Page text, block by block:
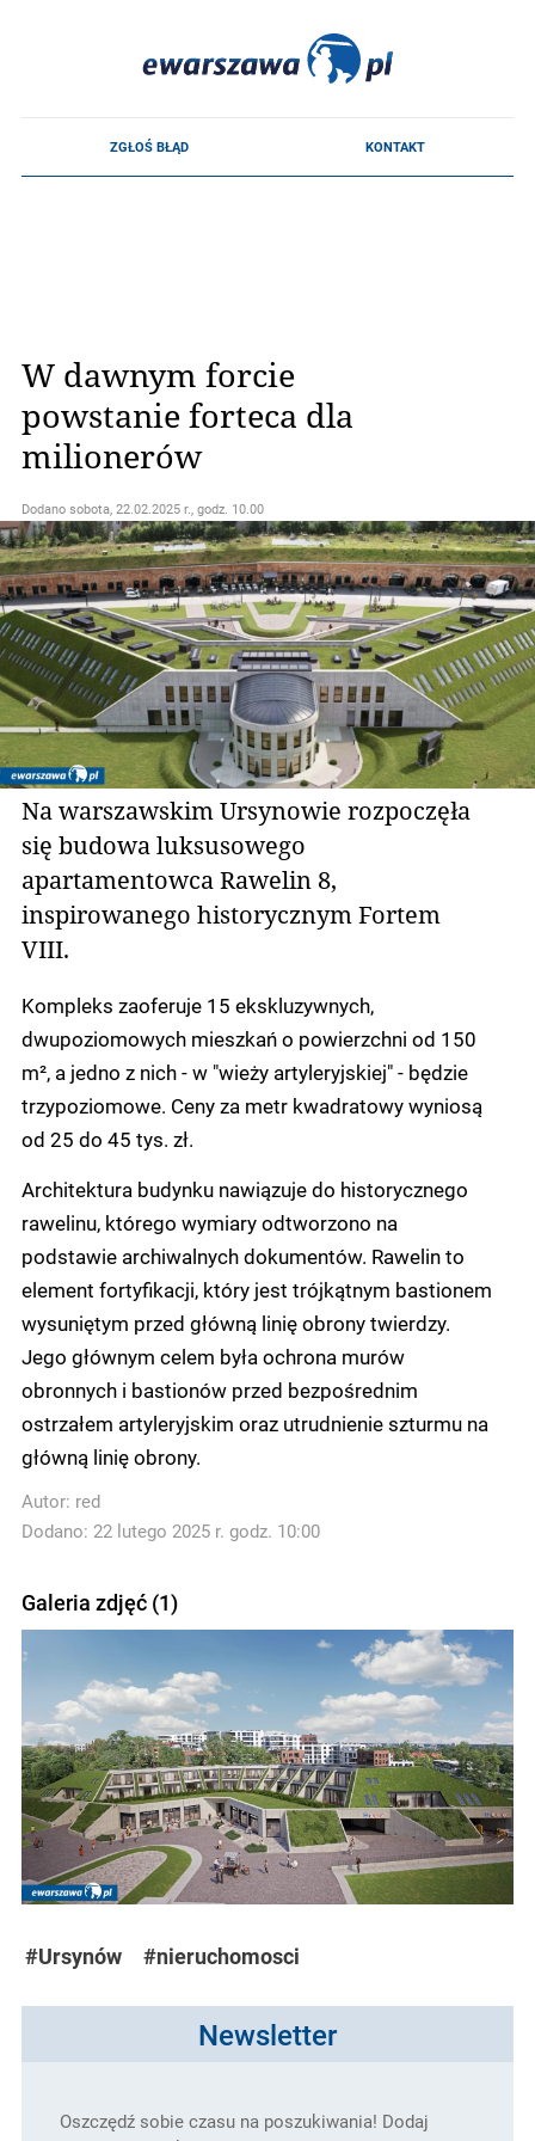
W dawnym forcie
powstanie forteca dla
milionerów
Dodano sobota, 22.02.2025 r., godz. 10.00
Na warszawskim Ursynowie rozpoczęła
się budowa luksusowego
apartamentowca Rawelin 8,
inspirowanego historycznym Fortem
VIII.
Kompleks zaoferuje 15 ekskluzywnych,
dwupoziomowych mieszkań o powierzchni od 150
m², a jedno z nich - w "wieży artyleryjskiej" - będzie
trzypoziomowe. Ceny za metr kwadratowy wyniosą
od 25 do 45 tys. zł.
Architektura budynku nawiązuje do historycznego
rawelinu, którego wymiary odtworzono na
podstawie archiwalnych dokumentów. Rawelin to
element fortyfikacji, który jest trójkątnym bastionem
wysuniętym przed główną linię obrony twierdzy.
Jego głównym celem była ochrona murów
obronnych i bastionów przed bezpośrednim
ostrzałem artyleryjskim oraz utrudnienie szturmu na
główną linię obrony.
Autor: red
Dodano: 22 lutego 2025 r. godz. 10:00
Galeria zdjęć (1)
#Ursynów #nieruchomosci
Newsletter
Oszczędź sobie czasu na poszukiwania! Dodaj